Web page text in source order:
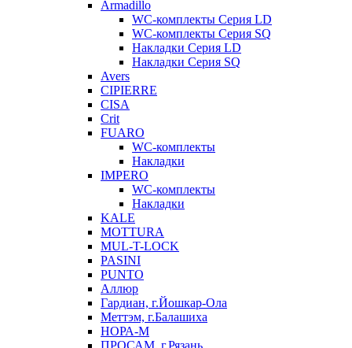
Armadillo
WC-комплекты Серия LD
WC-комплекты Серия SQ
Накладки Серия LD
Накладки Серия SQ
Avers
CIPIERRE
CISA
Crit
FUARO
WC-комплекты
Накладки
IMPERO
WC-комплекты
Накладки
KALE
MOTTURA
MUL-T-LOCK
PASINI
PUNTO
Аллюр
Гардиан, г.Йошкар-Ола
Меттэм, г.Балашиха
НОРА-М
ПРОСАМ, г.Рязань